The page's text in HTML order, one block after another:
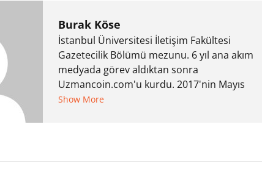
Burak Köse
İstanbul Üniversitesi İletişim Fakültesi
Gazetecilik Bölümü mezunu. 6 yıl ana akım
medyada görev aldıktan sonra
Uzmancoin.com'u kurdu. 2017'nin Mayıs
ayından bu yana bilfiil kripto para
Show More